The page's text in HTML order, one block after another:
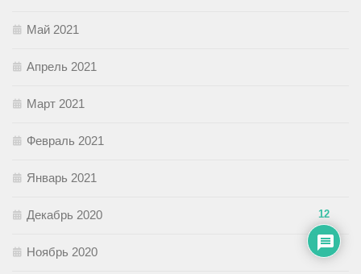
Май 2021
Апрель 2021
Март 2021
Февраль 2021
Январь 2021
Декабрь 2020
Ноябрь 2020
12